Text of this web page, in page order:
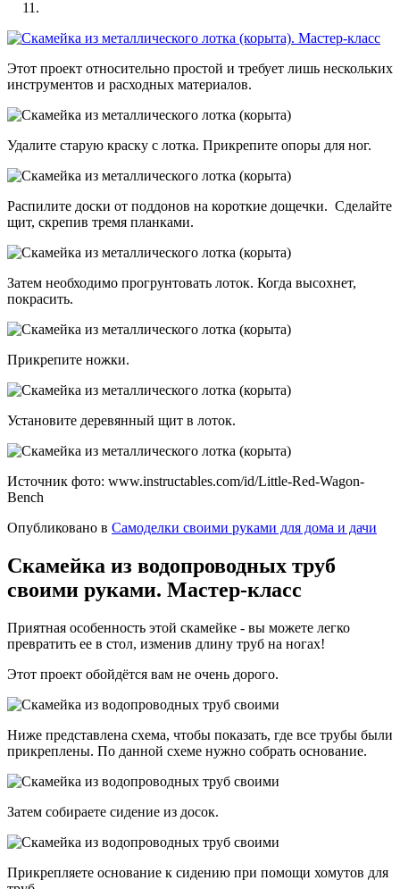
Этот проект относительно простой и требует лишь нескольких
инструментов и расходных материалов.
Удалите старую краску с лотка. Прикрепите опоры для ног.
Распилите доски от поддонов на короткие дощечки. Сделайте
щит, скрепив тремя планками.
Затем необходимо прогрунтовать лоток. Когда высохнет,
покрасить.
Прикрепите ножки.
Установите деревянный щит в лоток.
Источник фото: www.instructables.com/id/Little-Red-Wagon-
Bench
Опубликовано в Самоделки своими руками для дома и дачи
Скамейка из водопроводных труб
своими руками. Мастер-класс
Приятная особенность этой скамейке - вы можете легко
превратить ее в стол, изменив длину труб на ногах!
Этот проект обойдётся вам не очень дорого.
Ниже представлена схема, чтобы показать, где все трубы были
прикреплены. По данной схеме нужно собрать основание.
Затем собираете сидение из досок.
Прикрепляете основание к сидению при помощи хомутов для